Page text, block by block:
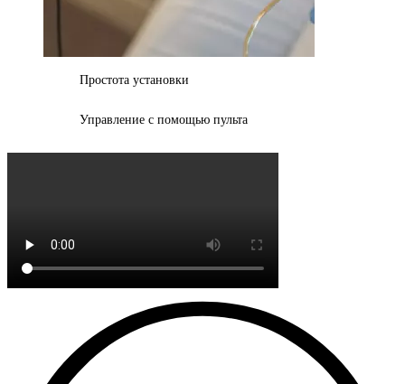
Простота установки
Управление с помощью пульта